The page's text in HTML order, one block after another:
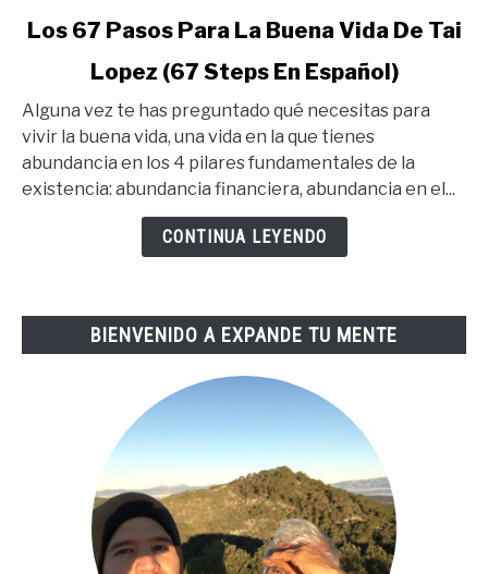
link
67
Pasos
Para
Steps
Los 67 Pasos Para La Buena Vida De Tai
Lopez (67 Steps En Español)
Alguna vez te has preguntado qué necesitas para
vivir la buena vida, una vida en la que tienes
abundancia en los 4 pilares fundamentales de la
existencia: abundancia financiera, abundancia en el...
CONTINUA LEYENDO
BIENVENIDO A EXPANDE TU MENTE